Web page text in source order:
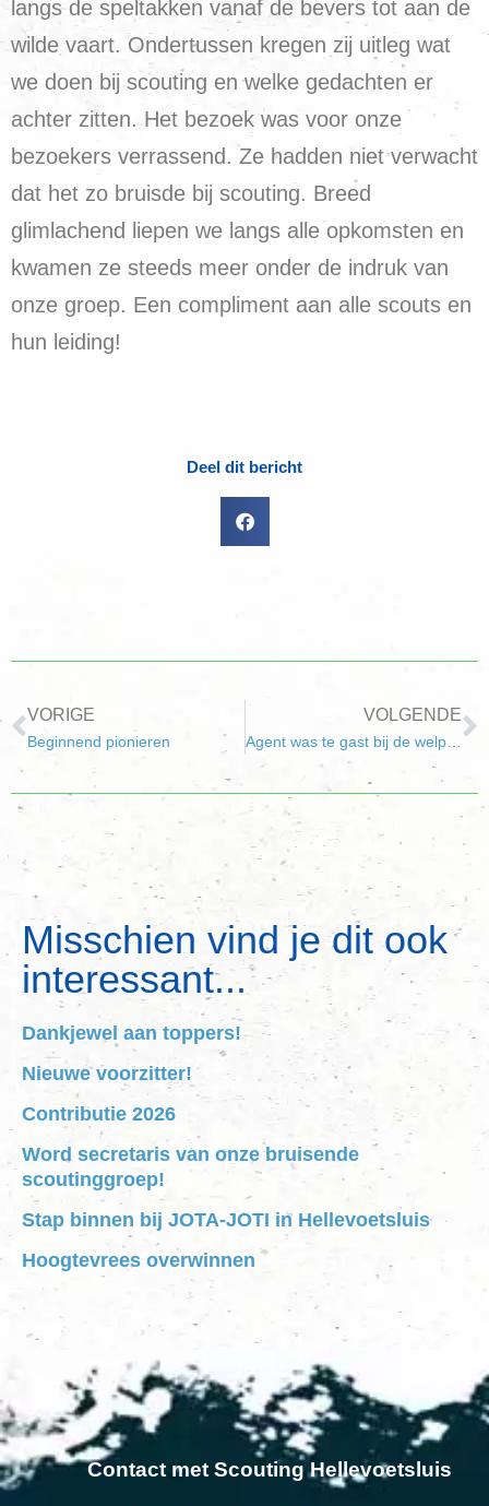
langs de speltakken vanaf de bevers tot aan de
wilde vaart. Ondertussen kregen zij uitleg wat
we doen bij scouting en welke gedachten er
achter zitten. Het bezoek was voor onze
bezoekers verrassend. Ze hadden niet verwacht
dat het zo bruisde bij scouting. Breed
glimlachend liepen we langs alle opkomsten en
kwamen ze steeds meer onder de indruk van
onze groep. Een compliment aan alle scouts en
hun leiding!
Deel dit bericht
VORIGE
Beginnend pionieren
VOLGENDE
Agent was te gast bij de welpen
Misschien vind je dit ook
interessant...
Dankjewel aan toppers!
Nieuwe voorzitter!
Contributie 2026
Word secretaris van onze bruisende
scoutinggroep!
Stap binnen bij JOTA-JOTI in Hellevoetsluis
Hoogtevrees overwinnen
Contact met Scouting Hellevoetsluis